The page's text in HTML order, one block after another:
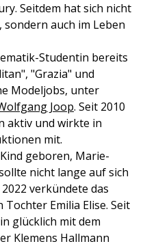
Seitdem hat sich nicht
auch im Leben
Studentin bereits
"Grazia" und
Modeljobs, unter
Joop. Seit 2010
aktiv und wirkte in
mit.
geboren, Marie-
nicht lange auf sich
verkündete das
Emilia Elise. Seit
glücklich mit dem
Klemens Hallmann